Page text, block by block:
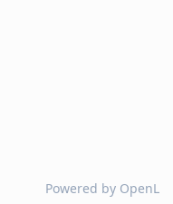
Powered by OpenL